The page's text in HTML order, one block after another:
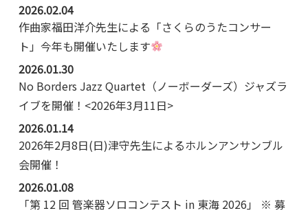
2026.02.04
作曲家福田洋介先生による「さくらのうたコンサー
ト」今年も開催いたします
2026.01.30
No Borders Jazz Quartet（ノーボーダーズ）ジャズラ
イブを開催！<2026年3月11日>
2026.01.14
2026年2月8日(日)津守先生によるホルンアンサンブル
会開催！
2026.01.08
「第 12 回 管楽器ソロコンテスト in 東海 2026」 ※ 募